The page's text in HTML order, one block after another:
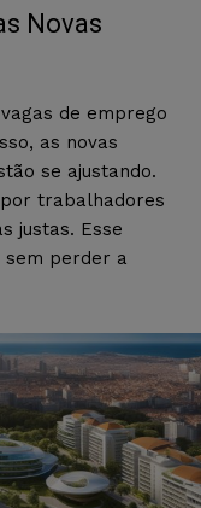
Novas
de emprego
as novas
se ajustando.
trabalhadores
justas. Esse
sem perder a